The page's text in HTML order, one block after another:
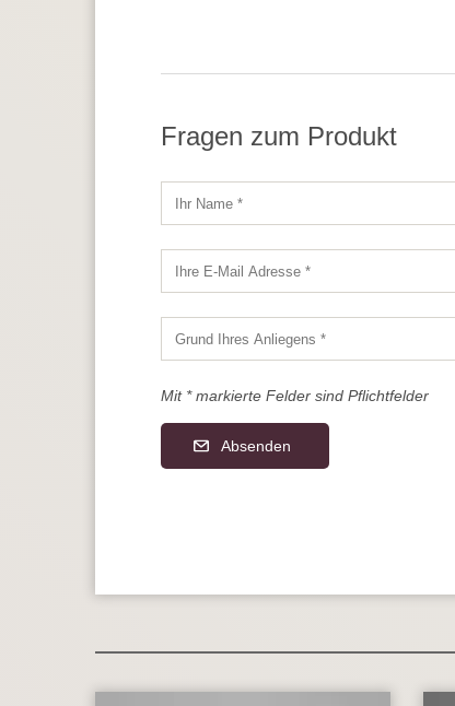
Fragen zum Produkt
Mit * markierte Felder sind Pflichtfelder
Absenden